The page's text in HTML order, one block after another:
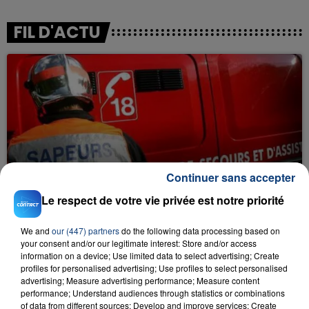
FIL D'ACTU
23 juillet 2026
INCENDIE MORTEL À LENS : UNE FEMME ET
SON BÉBÉ ENTRE LA VIE ET LA...
Un homme s'est immolé par le feu après avoir
aspergé sa compagne et leur bébé de trois mois
d'un liquide inflammable.
Le respect de votre vie privée est notre priorité
We and our (447) partnersdo the following data processing based on
your consent and/or our legitimate interest: Store and/or access
information on a device; Use limited data to select advertising; Create
profiles for personalised advertising; Use profiles to select personalised
advertising; Measure advertising performance; Measure content
performance; Understand audiences through statistics or combinations
of data from different sources; Develop and improve services; Create
Continuer sans accepter